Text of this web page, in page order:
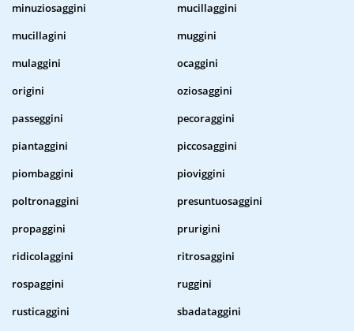
minuziosaggini
mucillaggini
mucillagini
muggini
mulaggini
ocaggini
origini
oziosaggini
passeggini
pecoraggini
piantaggini
piccosaggini
piombaggini
pioviggini
poltronaggini
presuntuosaggini
propaggini
prurigini
ridicolaggini
ritrosaggini
rospaggini
ruggini
rusticaggini
sbadataggini